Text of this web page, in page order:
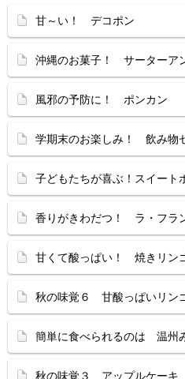
甘～い！ デコポン
沖縄のお菓子！ サーターア
風邪の予防に！ ポンカン
学期末のお楽しみ！ 飲み物
子どもたちが喜ぶ！スイート
香りがきわだつ！ ラ・フラ
甘くて酸っぱい！ 焼きリン
秋の味覚６ 甘酸っぱいリン
簡単に食べられるのは 温州
秋の味覚３ アップルケーキ